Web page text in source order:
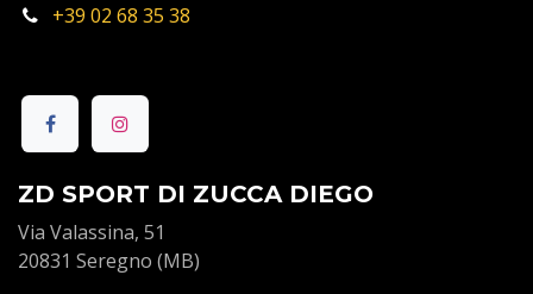
+39 02 68 35 38
ZD SPORT DI ZUCCA DIEGO
Via Valassina, 51
20831 Seregno (MB)